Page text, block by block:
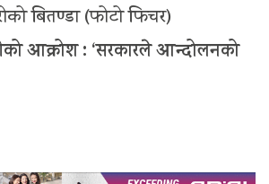
बितण्डा (फोटो फिचर)
आक्रोश : ‘सरकारले आन्दोलनको